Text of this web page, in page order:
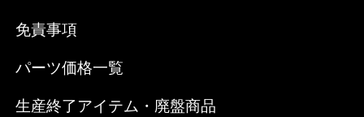
免責事項
パーツ価格一覧
生産終了アイテム・廃盤商品